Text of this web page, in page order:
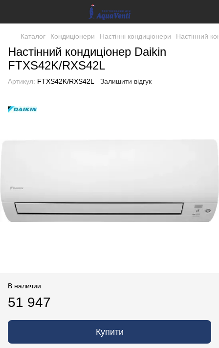
Каталог Кондиціонери Настінні кондиціонери Настінний
Настінний кондиціонер Daikin
FTXS42K/RXS42L
Артикул: FTXS42K/RXS42L Залишити відгук
В наличии
51 947
Купити